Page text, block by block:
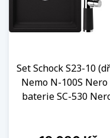
Set Schock S23-10
Nemo N-100S Nero
baterie SC-530